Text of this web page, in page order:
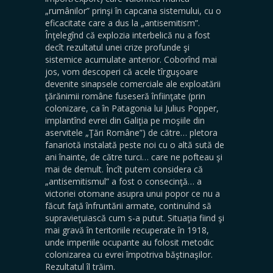
„rumânilor” prinşi în capcana sistemului, cu o
eficacitate care a dus la „antisemitism”.
Înţelegînd că explozia interbelică nu a fost
decît rezultatul unei crize profunde şi
sistemice acumulate anterior. Coborînd mai
jos, vom descoperi că acele tîrguşoare
devenite sinapsele comerciale ale exploatării
ţărănimii române fuseseră înfiinţate (prin
colonizare, ca în Patagonia lui Julius Popper,
implantînd evrei din Galiţia pe moşiile din
aservitele „Ţări Române”) de către… pletora
fanariotă instalată peste noi cu o altă sută de
ani înainte, de către turci… care ne pofteau şi
mai de demult. Încît putem considera că
„antisemitismul” a fost o consecinţă… a
victoriei otomane asupra unui popor ce nu a
făcut faţă înfruntării armate, continuînd să
supravieţuiască cum s-a putut. Situaţia fiind şi
mai gravă în teritoriile recuperate în 1918,
unde imperiile ocupante au folosit metodic
colonizarea cu evrei împotriva băştinaşilor.
Rezultatul îl trăim.